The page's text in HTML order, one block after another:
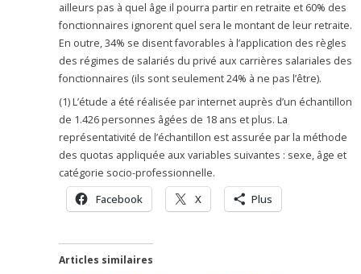
ailleurs pas à quel âge il pourra partir en retraite et 60% des
fonctionnaires ignorent quel sera le montant de leur retraite.
En outre, 34% se disent favorables à l’application des règles
des régimes de salariés du privé aux carrières salariales des
fonctionnaires (ils sont seulement 24% à ne pas l’être).
(1) L’étude a été réalisée par internet auprès d’un échantillon
de 1.426 personnes âgées de 18 ans et plus. La
représentativité de l’échantillon est assurée par la méthode
des quotas appliquée aux variables suivantes : sexe, âge et
catégorie socio-professionnelle.
Facebook X Plus
Articles similaires